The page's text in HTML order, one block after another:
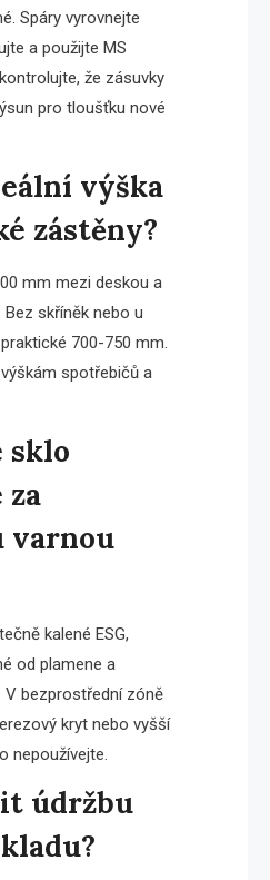
Spáry vyrovnejte
a použijte MS
že zásuvky
pro tloušťku nové
výška
zástěny?
mm mezi deskou a
skříněk nebo u
700-750 mm.
spotřebičů a
sklo
za
varnou
kalené ESG,
od plamene a
V bezprostřední zóně
kryt nebo vyšší
nepoužívejte.
údržbu